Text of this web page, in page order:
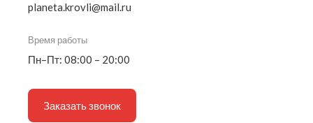
planeta.krovli@mail.ru
Время работы
Пн–Пт: 08:00 – 20:00
Заказать звонок